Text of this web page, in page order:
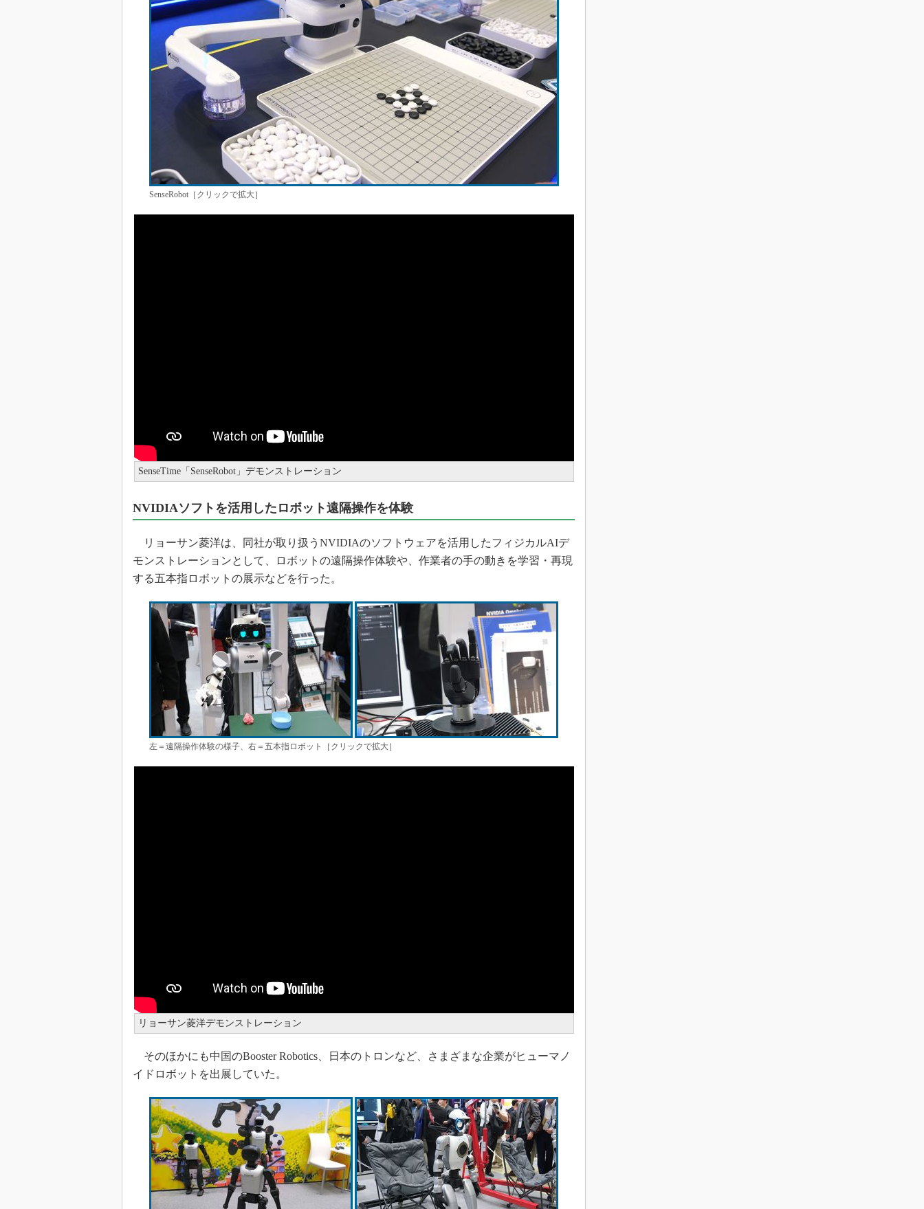
SenseRobot［クリックで拡大］
SenseTime「SenseRobot」デモンストレーション
NVIDIAソフトを活用したロボット遠隔操作を体験
リョーサン菱洋は、同社が取り扱うNVIDIAのソフトウェアを活用したフィジカルAIデ
モンストレーションとして、ロボットの遠隔操作体験や、作業者の手の動きを学習・再現
する五本指ロボットの展示などを行った。
左＝遠隔操作体験の様子、右＝五本指ロボット［クリックで拡大］
リョーサン菱洋デモンストレーション
そのほかにも中国のBooster Robotics、日本のトロンなど、さまざまな企業がヒューマノ
イドロボットを出展していた。